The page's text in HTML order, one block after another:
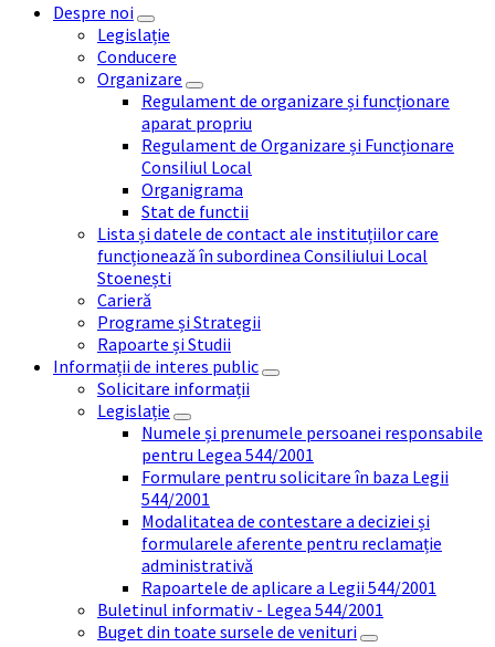
Despre noi
Legislație
Conducere
Organizare
Regulament de organizare și funcționare
aparat propriu
Regulament de Organizare și Funcționare
Consiliul Local
Organigrama
Stat de functii
Lista și datele de contact ale instituțiilor care
funcționează în subordinea Consiliului Local
Stoenești
Carieră
Programe și Strategii
Rapoarte și Studii
Informații de interes public
Solicitare informații
Legislație
Numele și prenumele persoanei responsabile
pentru Legea 544/2001
Formulare pentru solicitare în baza Legii
544/2001
Modalitatea de contestare a deciziei și
formularele aferente pentru reclamație
administrativă
Rapoartele de aplicare a Legii 544/2001
Buletinul informativ - Legea 544/2001
Buget din toate sursele de venituri